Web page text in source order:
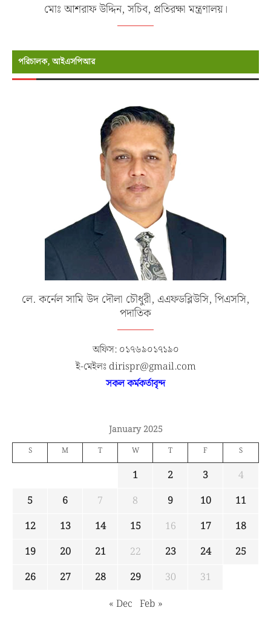
মোঃ আশরাফ উদ্দিন, সচিব, প্রতিরক্ষা মন্ত্রণালয়।
পরিচালক, আইএসপিআর
লে. কর্নেল সামি উদ দৌলা চৌধুরী, এএফডব্লিউসি, পিএসসি,
পদাতিক
অফিস: ০১৭৬৯০১৭১৯০
ই-মেইলঃ dirispr@gmail.com
সকল কর্মকর্তাবৃন্দ
January 2025
S M T W T F S
1 2 3
4
5
6 7 8 9 10
11
12
13 14 15 16 17
18
19
20 21 22 23 24
25
26
27 28 29 30
31
« Dec Feb »